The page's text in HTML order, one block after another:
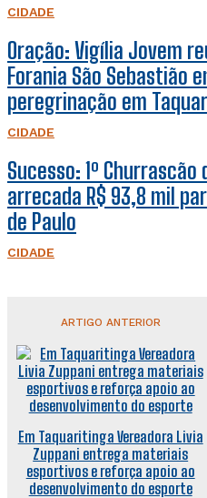
CIDADE
Oração: Vigília Jovem
Forania São Sebastião
peregrinação em
CIDADE
Sucesso: 1º
arrecada R$ 93,8 mil
de Paulo
CIDADE
ARTIGO ANTERIOR
Em Taquaritinga Vereadora Livia
Zuppani entrega materiais
esportivos e reforça apoio ao
desenvolvimento do esporte